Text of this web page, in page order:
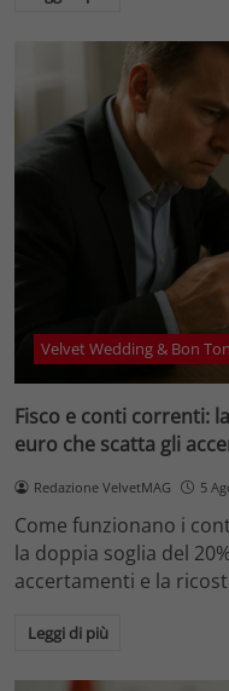
Velvet Wedding & Bon Ton
Fisco e conti correnti:
euro che scatta gli
Redazione VelvetMAG 5
Come funzionano i
la doppia soglia del
accertamenti e la
Leggi di più